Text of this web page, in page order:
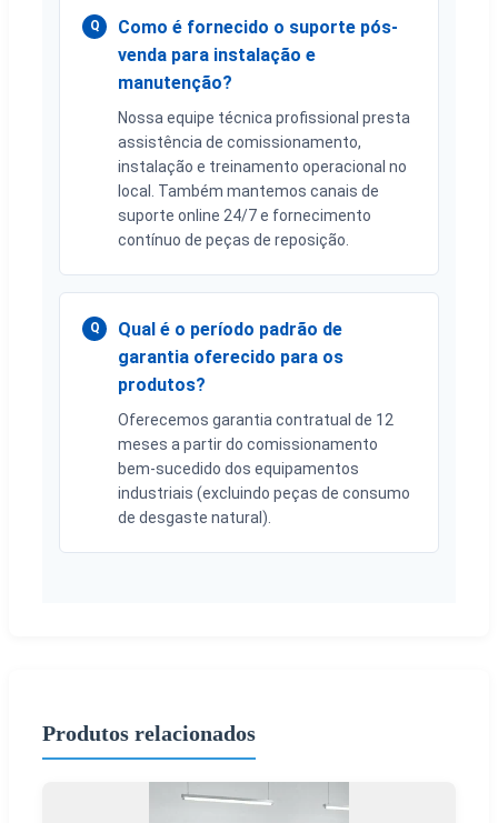
Q
Como é fornecido o suporte pós-
venda para instalação e
manutenção?
Nossa equipe técnica profissional presta
assistência de comissionamento,
instalação e treinamento operacional no
local. Também mantemos canais de
suporte online 24/7 e fornecimento
contínuo de peças de reposição.
Q
Qual é o período padrão de
garantia oferecido para os
produtos?
Oferecemos garantia contratual de 12
meses a partir do comissionamento
bem-sucedido dos equipamentos
industriais (excluindo peças de consumo
de desgaste natural).
Produtos relacionados